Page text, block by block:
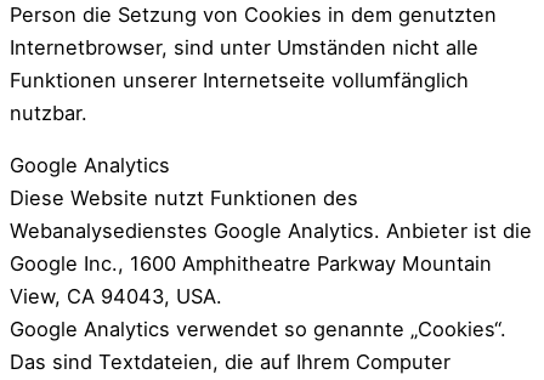
Person die Setzung von Cookies in dem genutzten
Internetbrowser, sind unter Umständen nicht alle
Funktionen unserer Internetseite vollumfänglich
nutzbar.
Google Analytics
Diese Website nutzt Funktionen des
Webanalysedienstes Google Analytics. Anbieter ist die
Google Inc., 1600 Amphitheatre Parkway Mountain
View, CA 94043, USA.
Google Analytics verwendet so genannte „Cookies“.
Das sind Textdateien, die auf Ihrem Computer